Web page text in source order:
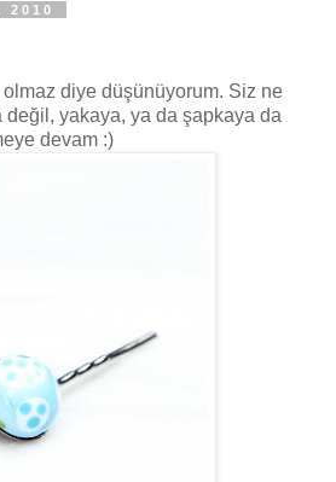
2010
diye düşünüyorum. Siz ne
yakaya, ya da şapkaya da
devam :)